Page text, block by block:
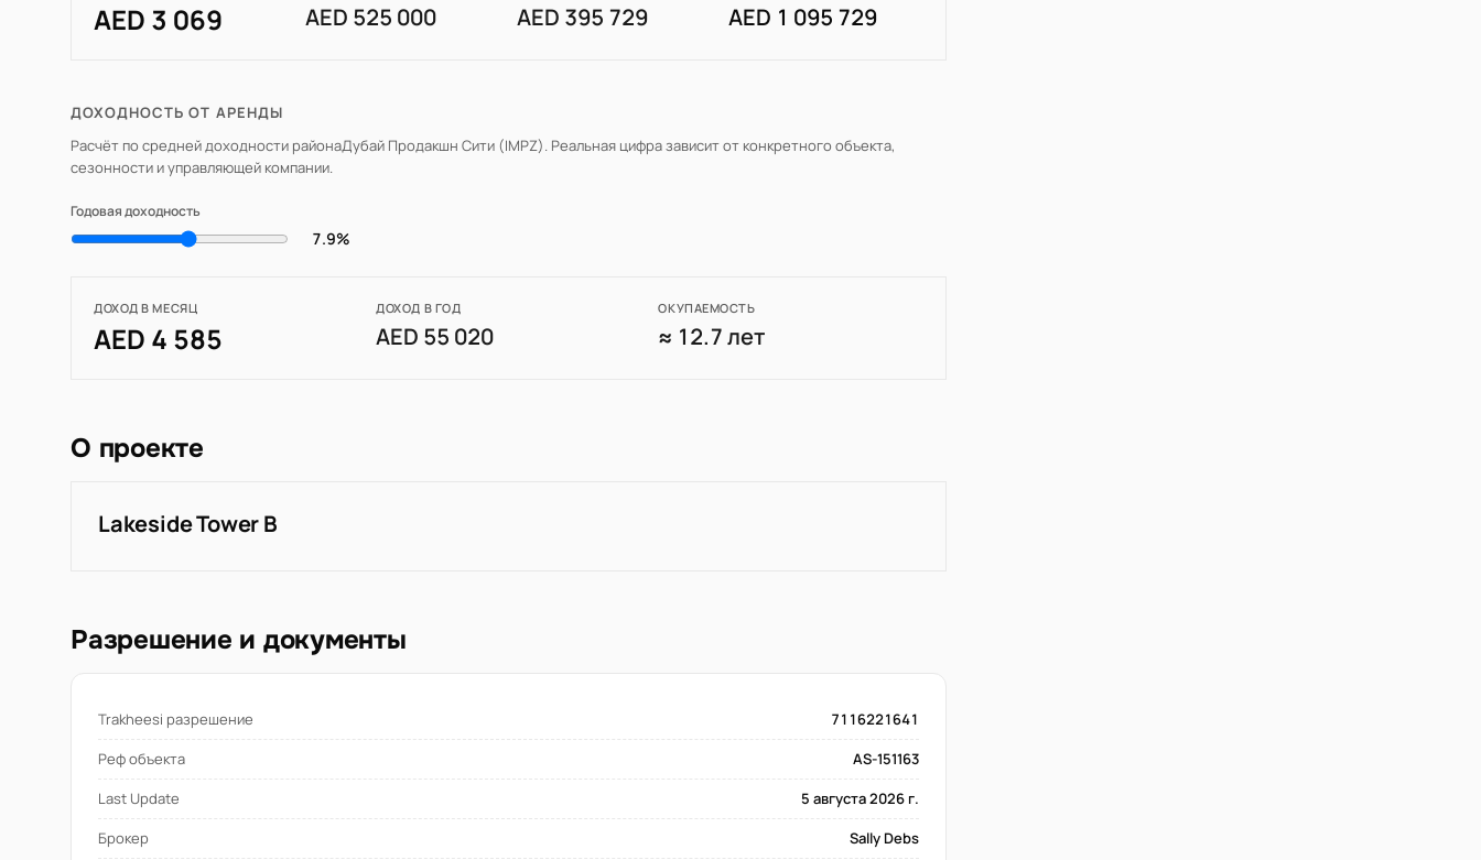
AED 3 069 AED 525 000 AED 395 729 AED 1 095 729
ДОХОДНОСТЬ ОТ АРЕНДЫ
Расчёт по средней доходности районаДубай Продакшн Сити (IMPZ). Реальная цифра зависит от конкретного объекта,
сезонности и управляющей компании.
Годовая доходность
7.9%
ДОХОД В МЕСЯЦ
AED 4 585
ДОХОД В ГОД
AED 55 020
ОКУПАЕМОСТЬ
≈ 12.7 лет
О проекте
Lakeside Tower B
Разрешение и документы
Trakheesi разрешение
7116221641
Реф объекта
AS-151163
Last Update
5 августа 2026 г.
Брокер
Sally Debs